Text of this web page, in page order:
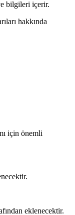
bilgileri içerir.
hakkında
için önemli
eklenecektir.